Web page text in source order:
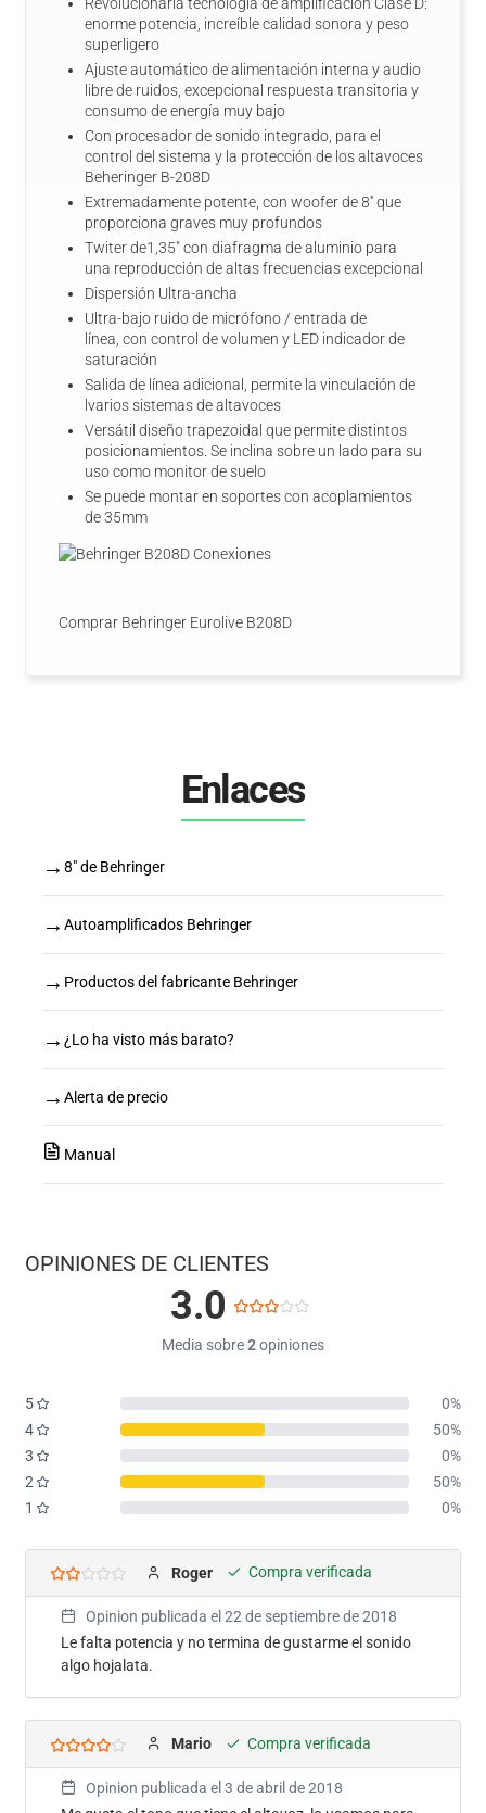
enorme potencia, increíble calidad sonora y peso
superligero
Ajuste automático de alimentación interna y audio
libre de ruidos, excepcional respuesta transitoria y
consumo de energía muy bajo
Con procesador de sonido integrado, para el
control del sistema y la protección de los altavoces
Beheringer B-208D
Extremadamente potente, con woofer de 8'' que
proporciona graves muy profundos
Twiter de1,35" con diafragma de aluminio para
una reproducción de altas frecuencias excepcional
Dispersión Ultra-ancha
Ultra-bajo ruido de micrófono / entrada de
línea, con control de volumen y LED indicador de
saturación
Salida de línea adicional, permite la vinculación de
lvarios sistemas de altavoces
Versátil diseño trapezoidal que permite distintos
posicionamientos. Se inclina sobre un lado para su
uso como monitor de suelo
Se puede montar en soportes con acoplamientos
de 35mm
Comprar Behringer Eurolive B208D
Enlaces
→ 8" de Behringer
→ Autoamplificados Behringer
→ Productos del fabricante Behringer
→ ¿Lo ha visto más barato?
→ Alerta de precio
Manual
OPINIONES DE CLIENTES
3.0
Media sobre2opiniones
5
0%
4
50%
3
0%
2
50%
1
0%
Roger Compra verificada
Opinion publicada el 22 de septiembre de 2018
Le falta potencia y no termina de gustarme el sonido
algo hojalata.
Mario Compra verificada
Opinion publicada el3 de abril de 2018